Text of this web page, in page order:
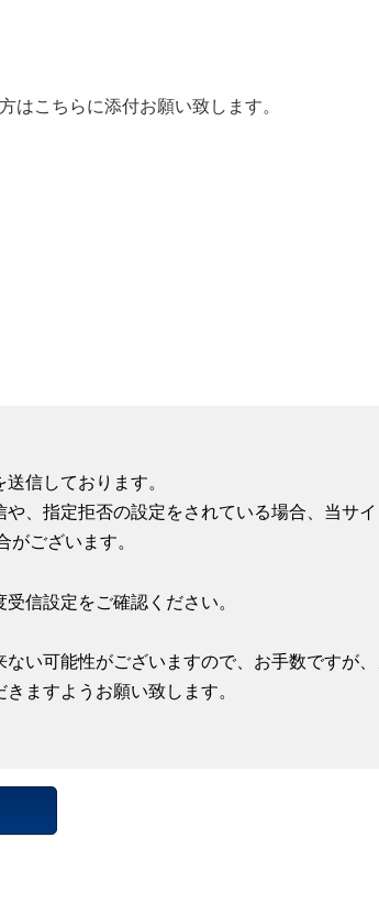
はこちらに添付お願い致します。
信しております。
、指定拒否の設定をされている場合、当サ
ございます。
信設定をご確認ください。
い可能性がございますので、お手数ですが
ますようお願い致します。